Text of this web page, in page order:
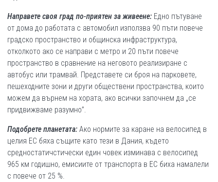
Направете своя град по-приятен за живеене: Едно пътуване
от дома до работата с автомобил използва 90 пъти повече
градско пространство и общинска инфраструктура,
отколкото ако се направи с метро и 20 пъти повече
пространство в сравнение на неговото реализиране с
автобус или трамвай. Представете си броя на парковете,
пешеходните зони и други обществени пространства, които
можем да върнем на хората, ако всички започнем да „се
придвижваме разумно”.
Подобрете планетата: Ако нормите за каране на велосипед в
целия ЕС бяха същите като тези в Дания, където
средностатичстически един човек изминава с велосипед
965 км годишно, емисиите от транспорта в ЕС биха намалели
с повече от 25 %.